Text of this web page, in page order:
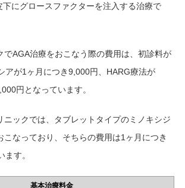
下にグロースファクターを注入する治療で
でAGA治療をおこなう際の費用は、初診料が
アが1ヶ月につき9,000円、HARG療法が
円となっています。
ニックでは、タブレットタイプのミノキシジ
こなっており、そちらの費用は1ヶ月につき
す。
基本治療料金